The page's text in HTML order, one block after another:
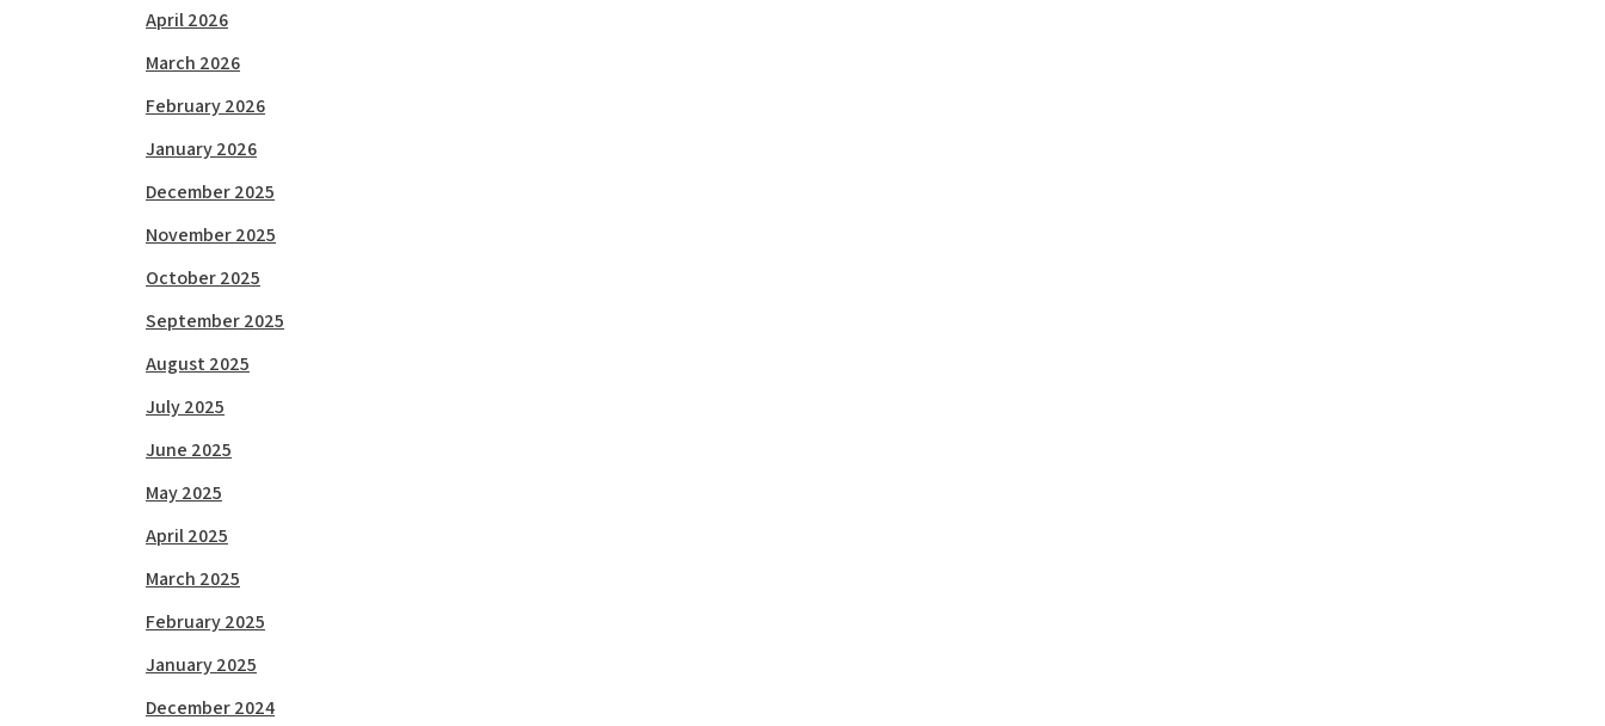
April 2026
March 2026
February 2026
January 2026
December 2025
November 2025
October 2025
September 2025
August 2025
July 2025
June 2025
May 2025
April 2025
March 2025
February 2025
January 2025
December 2024